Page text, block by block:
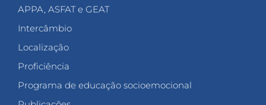
APPA, ASFAT e GEAT
Intercâmbio
Localização
Proficiência
Programa de educação socioemocional